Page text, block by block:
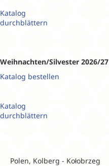
Katalog
durchblättern
Weihnachten/Silvester 2026/27
Katalog bestellen
Katalog
durchblättern
Polen, Kolberg - Kołobrzeg